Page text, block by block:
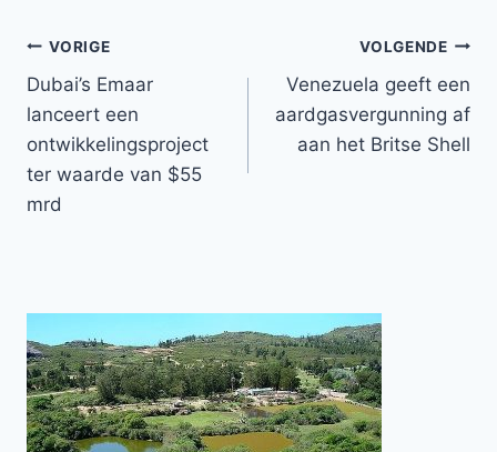
Bericht
navigatie
VORIGE
Dubai’s Emaar
lanceert een
ontwikkelingsproject
ter waarde van $55
mrd
VOLGENDE
Venezuela geeft een
aardgasvergunning af
aan het Britse Shell